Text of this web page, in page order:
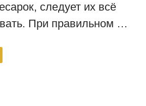
следует их всё
При правильном …